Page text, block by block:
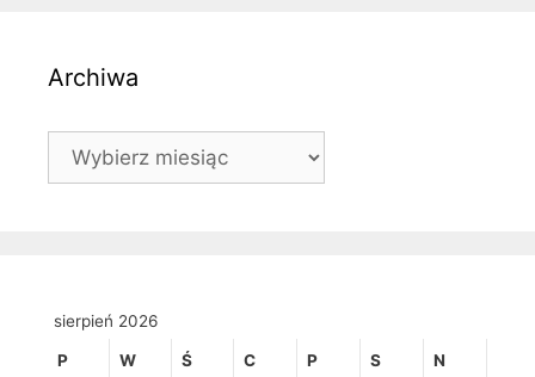
Archiwa
Archiwa
sierpień 2026
P W Ś C P S N